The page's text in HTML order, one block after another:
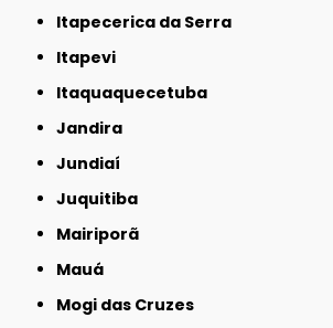
Itapecerica da Serra
Itapevi
Itaquaquecetuba
Jandira
Jundiaí
Juquitiba
Mairiporã
Mauá
Mogi das Cruzes